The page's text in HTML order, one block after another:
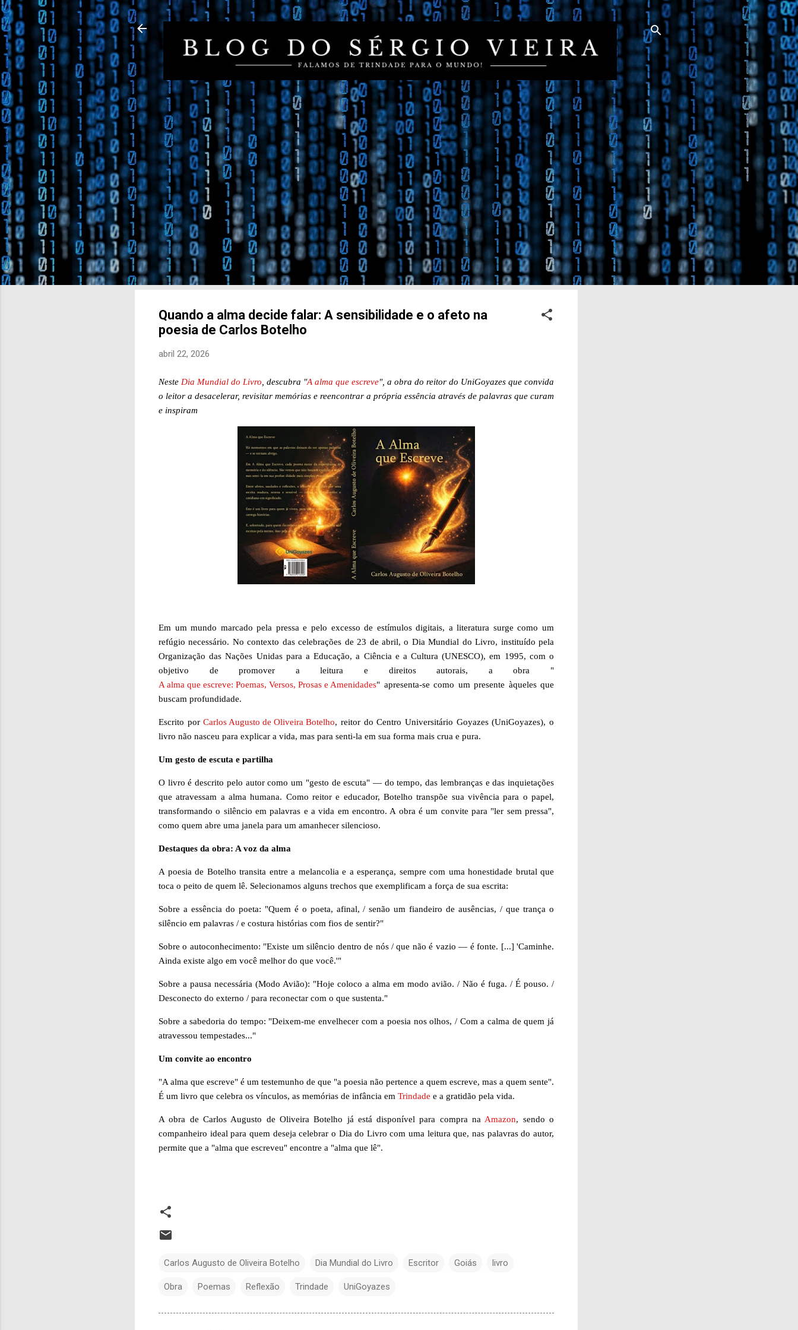
Pular para o conteúdo principal
Quando a alma decide falar: A sensibilidade e o afeto na
poesia de Carlos Botelho
abril 22, 2026
Neste Dia Mundial do Livro , descubra "A alma que escreve", a obra do reitor do UniGoyazes que convida
o leitor a desacelerar, revisitar memórias e reencontrar a própria essência através de palavras que curam
e inspiram
Em um mundo marcado pela pressa e pelo excesso de estímulos digitais, a literatura surge como um
refúgio necessário. No contexto das celebrações de 23 de abril, o Dia Mundial do Livro, instituído pela
Organização das Nações Unidas para a Educação, a Ciência e a Cultura (UNESCO), em 1995, com o
objetivo de promover a leitura e direitos autorais, a obra "
A alma que escreve: Poemas, Versos, Prosas e Amenidades" apresenta-se como um presente àqueles que
buscam profundidade.
Escrito porCarlos Augusto de Oliveira Botelho, reitor do Centro Universitário Goyazes (UniGoyazes), o
livro não nasceu para explicar a vida, mas para senti-la em sua forma mais crua e pura.
Um gesto de escuta e partilha
O livro é descrito pelo autor como um "gesto de escuta" — do tempo, das lembranças e das inquietações
que atravessam a alma humana. Como reitor e educador, Botelho transpõe sua vivência para o papel,
transformando o silêncio em palavras e a vida em encontro. A obra é um convite para "ler sem pressa",
como quem abre uma janela para um amanhecer silencioso.
Destaques da obra: A voz da alma
A poesia de Botelho transita entre a melancolia e a esperança, sempre com uma honestidade brutal que
toca o peito de quem lê. Selecionamos alguns trechos que exemplificam a força de sua escrita:
Sobre a essência do poeta: "Quem é o poeta, afinal, / senão um fiandeiro de ausências, / que trança o
silêncio em palavras / e costura histórias com fios de sentir?"
Sobre o autoconhecimento: "Existe um silêncio dentro de nós / que não é vazio — é fonte. [...] 'Caminhe.
Ainda existe algo em você melhor do que você.'"
Sobre a pausa necessária (Modo Avião): "Hoje coloco a alma em modo avião. / Não é fuga. / É pouso. /
Desconecto do externo / para reconectar com o que sustenta."
Sobre a sabedoria do tempo: "Deixem-me envelhecer com a poesia nos olhos, / Com a calma de quem já
atravessou tempestades..."
Um convite ao encontro
"A alma que escreve" é um testemunho de que "a poesia não pertence a quem escreve, mas a quem sente".
É um livro que celebra os vínculos, as memórias de infância em Trindade e a gratidão pela vida.
A obra de Carlos Augusto de Oliveira Botelho já está disponível para compra na Amazon, sendo o
companheiro ideal para quem deseja celebrar o Dia do Livro com uma leitura que, nas palavras do autor,
permite que a "alma que escreveu" encontre a "alma que lê".
Carlos Augusto de Oliveira Botelho Dia Mundial do Livro Escritor Goiás livro
Obra Poemas Reflexão Trindade UniGoyazes